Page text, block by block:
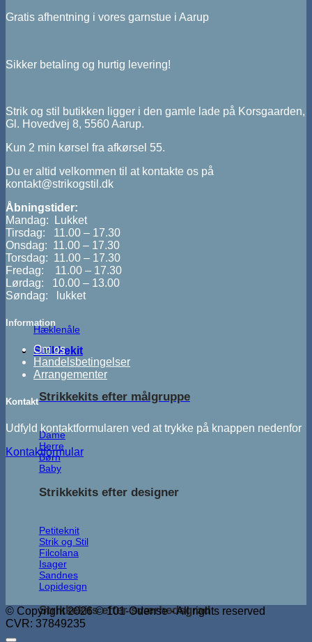
Hæklenåle
Strikkekit
Strikkekits efter målgruppe
Dame
Herre
Børn
Baby
Strikkekits efter designer
Petiteknit
Strik og Stil
Filcolana
Isager
Sandnes
Lopidesign
Strikkekits efter sværhedsgrad
Gratis afhentning i vores garnstue i Aarup
Sikker betaling og hurtig levering!
Strik og stil butikken ligger i den gamle lade på Korsgaarden,
Gl. Hovedvej 8, 5560 Aarup.
Kun 2 min kørsel fra afkørsel 55.
Du er altid velkommen til at kontakte os på
kontakt@strikogstil.dk
Åbningstider:
Mandag: Lukket
Tirsdag: 11.00 – 17.30
Onsdag: 11.00 – 17.30
Torsdag: 11.00 – 17.30
Fredag: 11.00 – 17.30
Lørdag: 10.00 – 13.00
Søndag: lukket
Information
Om os
Handelsbetingelser
Arrangementer
Kontakt
Udfyld kontaktformularen ved at trykke på knappen nedenfor
Kontaktformular
© Copyright 2026 © 101-Odense - All rights reserved
CVR: 37849235